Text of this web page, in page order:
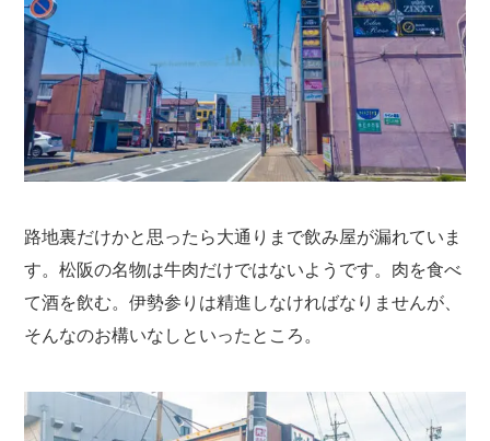
路地裏だけかと思ったら大通りまで飲み屋が漏れていま
す。松阪の名物は牛肉だけではないようです。肉を食べ
て酒を飲む。伊勢参りは精進しなければなりませんが、
そんなのお構いなしといったところ。